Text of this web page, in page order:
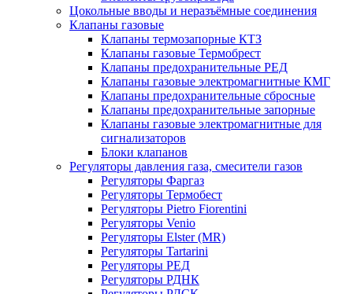
Цокольные вводы и неразъёмные соединения
Клапаны газовые
Клапаны термозапорные КТЗ
Клапаны газовые Термобрест
Клапаны предохранительные РЕД
Клапаны газовые электромагнитные КМГ
Клапаны предохранительные сбросные
Клапаны предохранительные запорные
Клапаны газовые электромагнитные для
сигнализаторов
Блоки клапанов
Регуляторы давления газа, смесители газов
Регуляторы Фаргаз
Регуляторы Термобест
Регуляторы Pietro Fiorentini
Регуляторы Venio
Регуляторы Elster (MR)
Регуляторы Tartarini
Регуляторы РЕД
Регуляторы РДНК